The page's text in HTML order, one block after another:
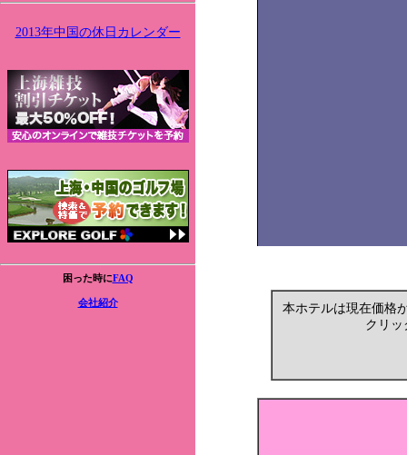
2013年中国の休日カレンダー
困った時にFAQ
会社紹介
本ホテルは現在価格
クリッ